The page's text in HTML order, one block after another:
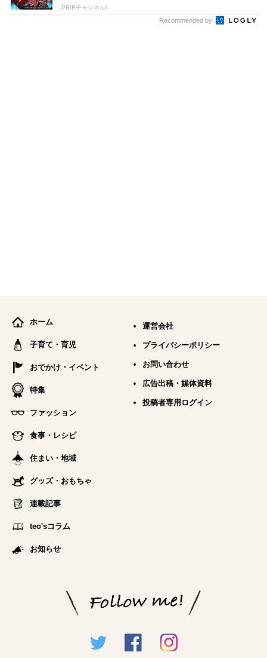
PR(Rチャンネル)
Recommended by
ホーム
子育て・育児
おでかけ・イベント
特集
ファッション
食事・レシピ
住まい・地域
グッズ・おもちゃ
連載記事
teo'sコラム
お知らせ
運営会社
プライバシーポリシー
お問い合わせ
広告出稿・媒体資料
投稿者専用ログイン